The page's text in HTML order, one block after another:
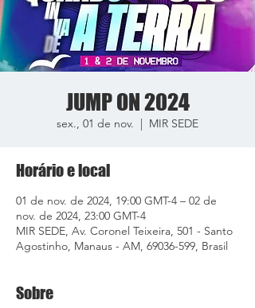
JUMP ON 2024
sex., 01 de nov.
  |
MIR SEDE
Horário e local
01 de nov. de 2024, 19:00 GMT-4 – 02 de
nov. de 2024, 23:00 GMT-4
MIR SEDE, Av. Coronel Teixeira, 501 - Santo
Agostinho, Manaus - AM, 69036-599, Brasil
Sobre